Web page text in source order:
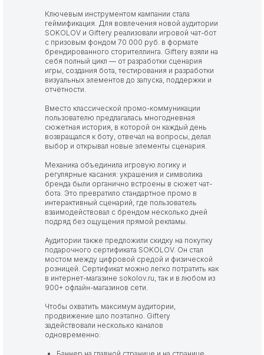
Ключевым инструментом кампании стала
геймификация. Для вовлечения новой аудитории
SOKOLOV и Giftery реализовали игровой чат-бот
с призовым фондом 70 000 руб. в формате
брендированного сторителлинга. Giftery взяли на
себя полный цикл — от разработки сценария
игры, создания бота, тестирования и разработки
визуальных элементов до запуска, поддержки и
отчётности.
Вместо классической промо-коммуникации
пользователю предлагалась многодневная
сюжетная история, в которой он каждый день
возвращался к боту, отвечал на вопросы, делал
выбор и открывал новые элементы сценария.
Механика объединила игровую логику и
регулярные касания: украшения и символика
бренда были органично встроены в сюжет чат-
бота. Это превратило стандартное промо в
интерактивный сценарий, где пользователь
взаимодействовал с брендом несколько дней
подряд без ощущения прямой рекламы.
Аудитории также предложили скидку на покупку
подарочного сертификата SOKOLOV. Он стал
мостом между цифровой средой и физической
розницей. Сертификат можно легко потратить как
в интернет-магазине sokolov.ru, так и в любом из
900+ офлайн-магазинов сети.
Чтобы охватить максимум аудитории,
продвижение шло поэтапно. Giftery
задействовали несколько каналов
одновременно: